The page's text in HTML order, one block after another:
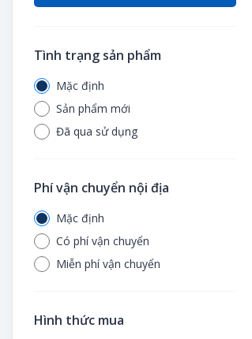
Tình trạng sản phẩm
Mặc định
Sản phẩm mới
Đã qua sử dụng
Phí vận chuyển nội địa
Mặc định
Có phí vận chuyển
Miễn phí vận chuyển
Hình thức mua